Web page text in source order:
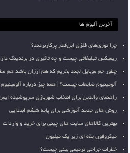
آخرین آلبوم ها
چرا توری‌های فلزی این‌قدر پرکاربردند؟
ریمیکس تبلیغاتی چیست و چه تاثیری در برندینگ
چطور جم موبایل لجند بخریم که هم ارزان باشد هم
آلومینیوم ضایعات چیست؟ | همه چیز درباره
راهنمای والدین برای انتخاب شهربازی سرپوشیده
روش های جدید آموزشی برای پایه ششم ابتدایی
بهترین کالاهای سایت های چینی برای خرید و واردات
میکروفون یقه ای زیر یک میلیون
خطرات جراحی ترمیمی بینی چیست؟